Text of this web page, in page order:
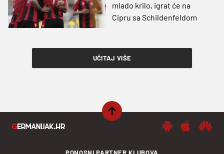
mlado krilo, igrat će na
Cipru sa Schildenfeldom
UČITAJ VIŠE